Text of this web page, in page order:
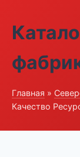
Главная »
Качество